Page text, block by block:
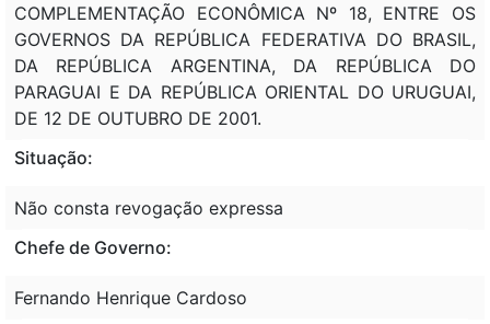
COMPLEMENTAÇÃO ECONÔMICA Nº 18, ENTRE OS
GOVERNOS DA REPÚBLICA FEDERATIVA DO BRASIL,
DA REPÚBLICA ARGENTINA, DA REPÚBLICA DO
PARAGUAI E DA REPÚBLICA ORIENTAL DO URUGUAI,
DE 12 DE OUTUBRO DE 2001.
Situação:
Não consta revogação expressa
Chefe de Governo:
Fernando Henrique Cardoso